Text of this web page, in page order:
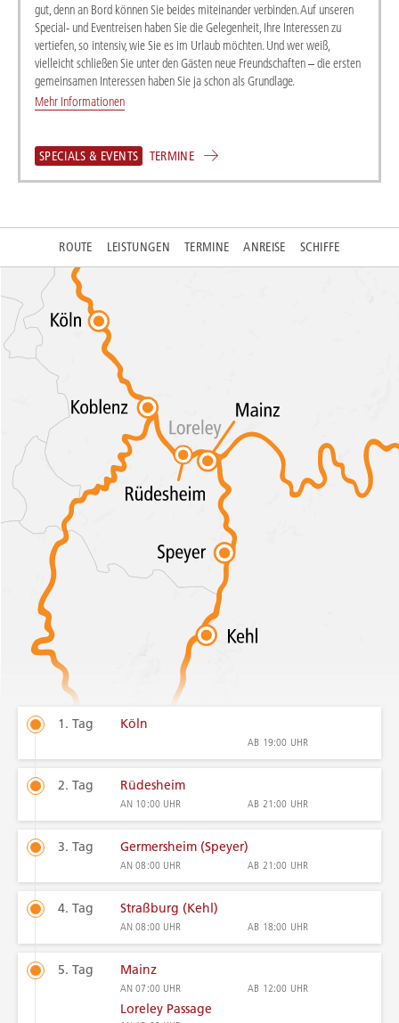
gut, denn an Bord können Sie beides miteinander verbinden. Auf unseren
Special- und Eventreisen haben Sie die Gelegenheit, Ihre Interessen zu
vertiefen, so intensiv, wie Sie es im Urlaub möchten. Und wer weiß,
vielleicht schließen Sie unter den Gästen neue Freundschaften – die ersten
gemeinsamen Interessen haben Sie ja schon als Grundlage.
Mehr Informationen
SPECIALS & EVENTS TERMINE
ROUTE LEISTUNGEN TERMINE ANREISE SCHIFFE
1. Tag Köln
AB 19:00 UHR
2. Tag Rüdesheim
AN 10:00 UHR AB 21:00 UHR
3. Tag Germersheim (Speyer)
AN08:00 UHR AB 21:00 UHR
4. Tag Straßburg (Kehl)
AN08:00 UHR AB 18:00 UHR
5. Tag Mainz
AN07:00 UHR AB 12:00 UHR
Loreley Passage